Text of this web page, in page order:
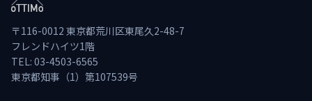
〒116-0012 東京都荒川区東尾久2-48-7
フレンドハイツ1階
TEL: 03-4503-6565
東京都知事（1）第107539号